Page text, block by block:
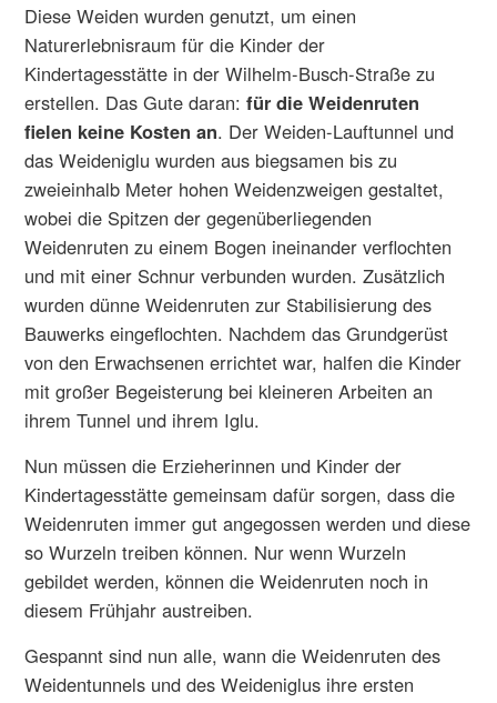
Diese Weiden wurden genutzt, um einen
Naturerlebnisraum für die Kinder der
Kindertagesstätte in der Wilhelm-Busch-Straße zu
erstellen. Das Gute daran:für die Weidenruten
fielen keine Kosten an. Der Weiden-Lauftunnel und
das Weideniglu wurden aus biegsamen bis zu
zweieinhalb Meter hohen Weidenzweigen gestaltet,
wobei die Spitzen der gegenüberliegenden
Weidenruten zu einem Bogen ineinander verflochten
und mit einer Schnur verbunden wurden. Zusätzlich
wurden dünne Weidenruten zur Stabilisierung des
Bauwerks eingeflochten. Nachdem das Grundgerüst
von den Erwachsenen errichtet war, halfen die Kinder
mit großer Begeisterung bei kleineren Arbeiten an
ihrem Tunnel und ihrem Iglu.
Nun müssen die Erzieherinnen und Kinder der
Kindertagesstätte gemeinsam dafür sorgen, dass die
Weidenruten immer gut angegossen werden und diese
so Wurzeln treiben können. Nur wenn Wurzeln
gebildet werden, können die Weidenruten noch in
diesem Frühjahr austreiben.
Gespannt sind nun alle, wann die Weidenruten des
Weidentunnels und des Weideniglus ihre ersten